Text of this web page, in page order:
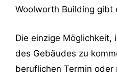
Woolworth Building gibt
Die einzige Möglichkeit,
des Gebäudes zu
beruflichen Termin oder